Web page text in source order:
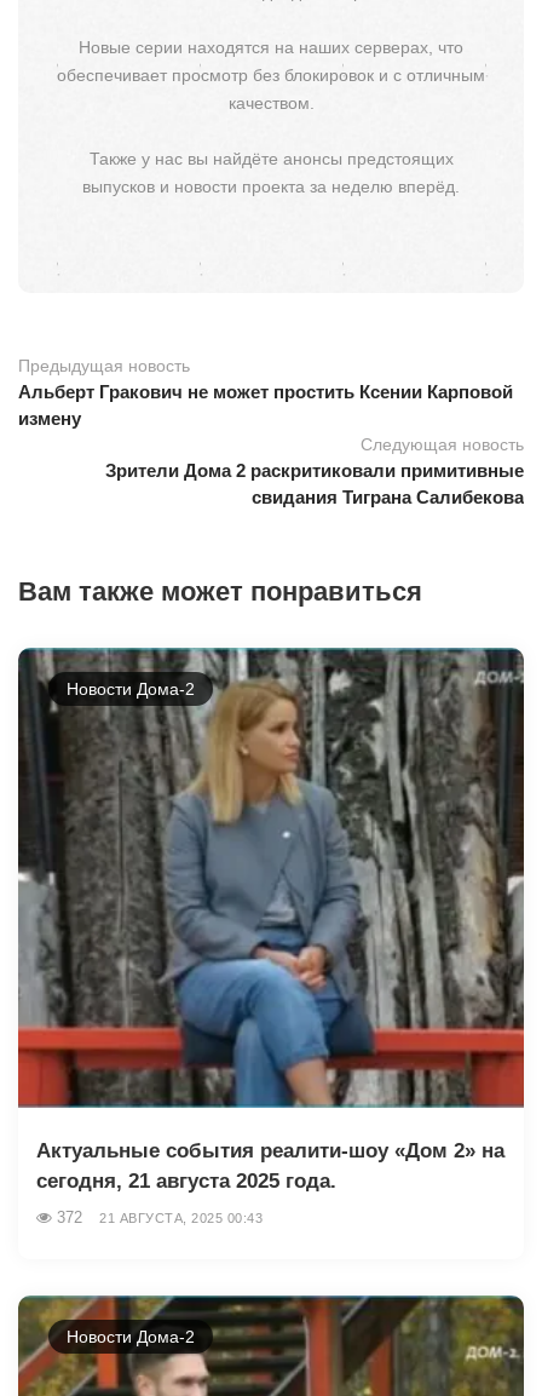
Новые серии находятся на наших серверах, что
обеспечивает просмотр без блокировок и с отличным
качеством.
Также у нас вы найдёте анонсы предстоящих
выпусков и новости проекта за неделю вперёд.
Предыдущая новость
Альберт Гракович не может простить Ксении Карповой
измену
Следующая новость
Зрители Дома 2 раскритиковали примитивные
свидания Тиграна Салибекова
Вам также может понравиться
Новости Дома-2
Актуальные события реалити-шоу «Дом 2» на
сегодня, 21 августа 2025 года.
372 21 АВГУСТА, 2025 00:43
Новости Дома-2